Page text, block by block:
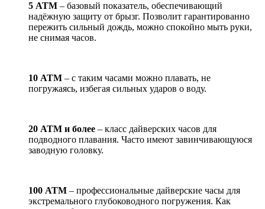
5 АТМ – базовый показатель, обеспечивающий
надёжную защиту от брызг. Позволит гарантированно
пережить сильный дождь, можно спокойно мыть руки,
не снимая часов.
10 АТМ – с таким часами можно плавать, не
погружаясь, избегая сильных ударов о воду.
20 АТМ и более – класс дайверских часов для
подводного плавания. Часто имеют завинчивающуюся
заводную головку.
100 АТМ – профессиональные дайверские часы для
экстремального глубоководного погружения. Как